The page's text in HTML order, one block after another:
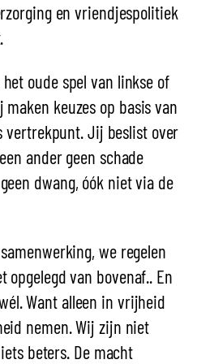
en vriendjespolitiek
oude spel van linkse of
keuzes op basis van
vertrekpunt. Jij beslist over
ander geen schade
dwang, óók niet via de
we regelen
opgelegd van bovenaf.. En
Want alleen in vrijheid
nemen. Wij zijn niet
beters. De macht